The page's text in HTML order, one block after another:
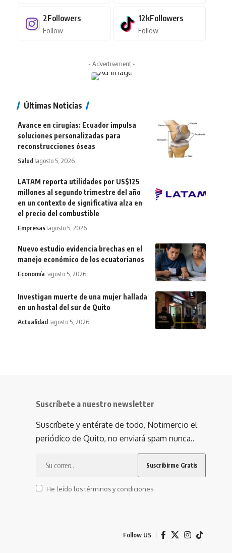
2Followers
Follow
12kFollowers
Follow
- Advertisement -
Últimas Noticias
Avance en cirugías: Ecuador impulsa
soluciones personalizadas para
reconstrucciones óseas
Salud agosto 5, 2026
LATAM reporta utilidades por US$125
millones al segundo trimestre del año
en un contexto de significativa alza en
el precio del combustible
Empresas agosto 5, 2026
Nuevo estudio evidencia brechas en el
manejo económico de los ecuatorianos
Economía agosto 5, 2026
Investigan muerte de una mujer hallada
en un hostal del sur de Quito
Actualidad agosto 5, 2026
Suscríbete a nuestro newsletter
Suscríbete y entérate de todo, Notimercio el
periódico de Quito, no enviará spam nunca..
He leído los términos y condiciones.
Follow US